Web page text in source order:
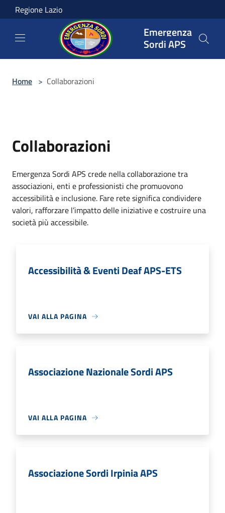
Salta al contenuto principale
Regione Lazio
Emergenza
Sordi APS
Home > Collaborazioni
Collaborazioni
Emergenza Sordi APS crede nella collaborazione tra
associazioni, enti e professionisti che promuovono
accessibilità e inclusione. Fare rete significa condividere
valori, rafforzare l’impatto delle iniziative e costruire una
società più accessibile.
Accessibilità & Eventi Deaf APS-ETS
VAI ALLA PAGINA
Associazione Nazionale Sordi APS
VAI ALLA PAGINA
Associazione Sordi Irpinia APS